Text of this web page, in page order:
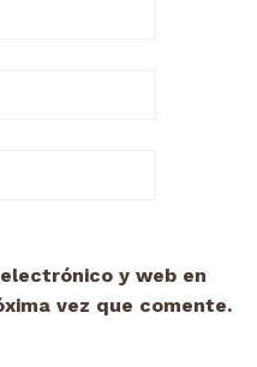
y web en
vez que comente.